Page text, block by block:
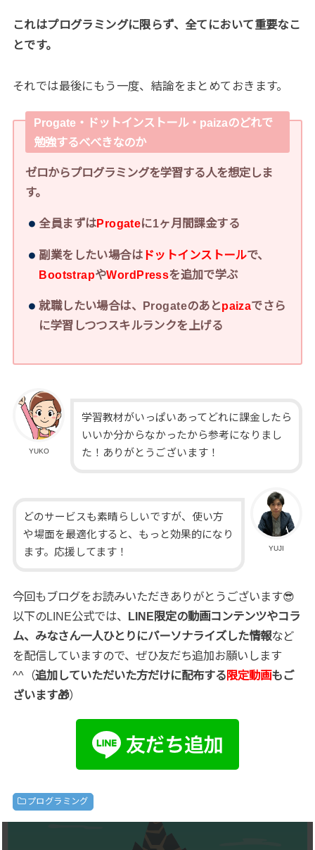
これはプログラミングに限らず、全てにおいて重要なこ
とです。
それでは最後にもう一度、結論をまとめておきます。
Progate・ドットインストール・paizaのどれで
勉強するべべきなのか
ゼロからプログラミングを学習する人を想定しま
す。
全員まずはProgateに1ヶ月間課金する
副業をしたい場合は ドットインストールで、
BootstrapやWordPressを追加で学ぶ
就職したい場合は、Progateのあとpaizaでさら
に学習しつつスキルランクを上げる
YUKO
学習教材がいっぱいあってどれに課金したら
いいか分からなかったから参考になりまし
た！ありがとうございます！
YUJI
どのサービスも素晴らしいですが、使い方
や場面を最適化すると、もっと効果的になり
ます。応援してます！
今回もブログをお読みいただきありがとうございます😎
以下のLINE公式では、 LINE限定の動画コンテンツやコラ
ム、みなさん一人ひとりにパーソナライズした情報など
を配信していますので、ぜひ友だち追加お願いします
^^（追加していただいた方だけに配布する限定動画もご
ざいます🎁）
プログラミング